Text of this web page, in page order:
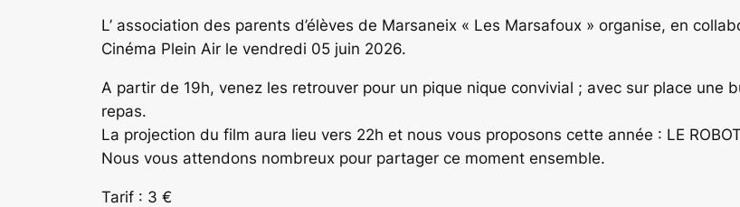
L’ association des parents d’élèves de Marsaneix « Les Marsafoux » organise, en
Cinéma Plein Air le vendredi 05 juin 2026.
A partir de 19h, venez les retrouver pour un pique nique convivial ; avec sur place une
repas.
La projection du film aura lieu vers 22h et nous vous proposons cette année : LE
Nous vous attendons nombreux pour partager ce moment ensemble.
Tarif : 3 €